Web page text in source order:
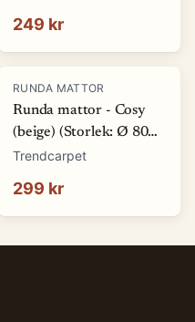
249 kr
RUNDA MATTOR
Runda mattor - Cosy
(beige) (Storlek: Ø 80
cm)
Trendcarpet
299 kr